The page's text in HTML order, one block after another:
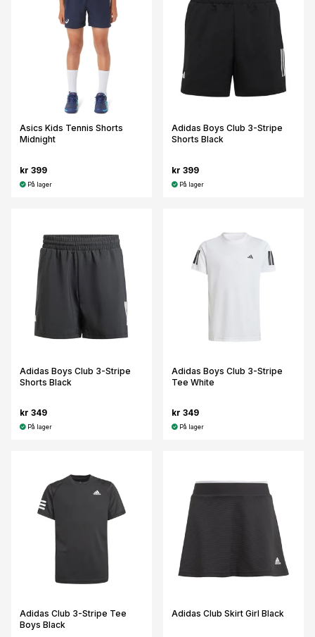
Asics Kids Tennis Shorts
Midnight
kr 399
På lager
Adidas Boys Club 3-Stripe
Shorts Black
kr 399
På lager
Adidas Boys Club 3-Stripe
Shorts Black
kr 349
På lager
Adidas Boys Club 3-Stripe
Tee White
kr 349
På lager
Adidas Club 3-Stripe Tee
Boys Black
Adidas Club Skirt Girl Black